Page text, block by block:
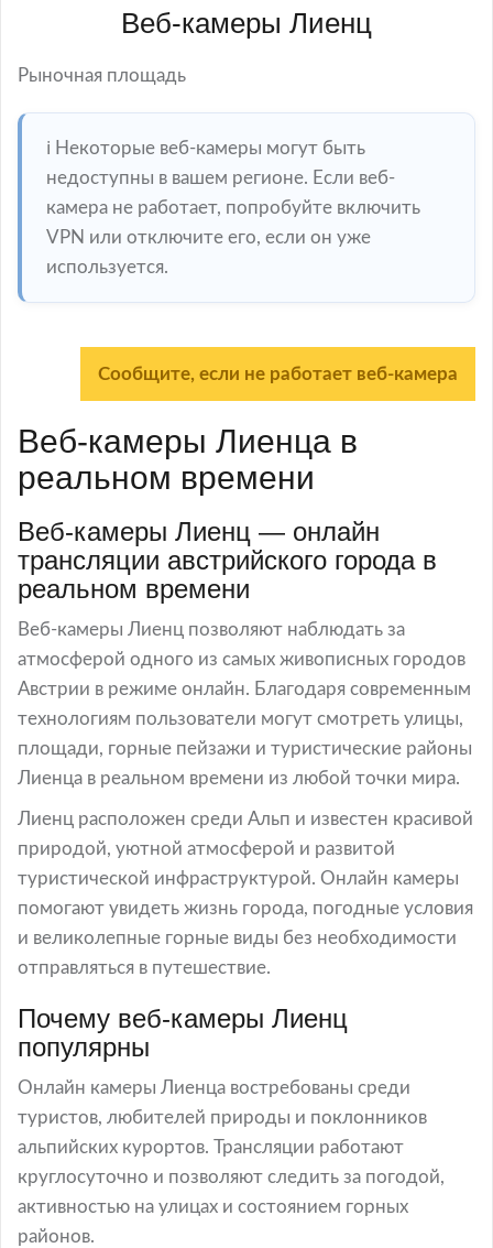
Веб-камеры Лиенц
Рыночная площадь
ℹ️ Некоторые веб-камеры могут быть
недоступны в вашем регионе. Если веб-
камера не работает, попробуйте включить
VPN или отключите его, если он уже
используется.
Сообщите, если не работает веб-камера
Веб-камеры Лиенца в
реальном времени
Веб-камеры Лиенц — онлайн
трансляции австрийского города в
реальном времени
Веб-камеры Лиенц позволяют наблюдать за
атмосферой одного из самых живописных городов
Австрии в режиме онлайн. Благодаря современным
технологиям пользователи могут смотреть улицы,
площади, горные пейзажи и туристические районы
Лиенца в реальном времени из любой точки мира.
Лиенц расположен среди Альп и известен красивой
природой, уютной атмосферой и развитой
туристической инфраструктурой. Онлайн камеры
помогают увидеть жизнь города, погодные условия
и великолепные горные виды без необходимости
отправляться в путешествие.
Почему веб-камеры Лиенц
популярны
Онлайн камеры Лиенца востребованы среди
туристов, любителей природы и поклонников
альпийских курортов. Трансляции работают
круглосуточно и позволяют следить за погодой,
активностью на улицах и состоянием горных
районов.